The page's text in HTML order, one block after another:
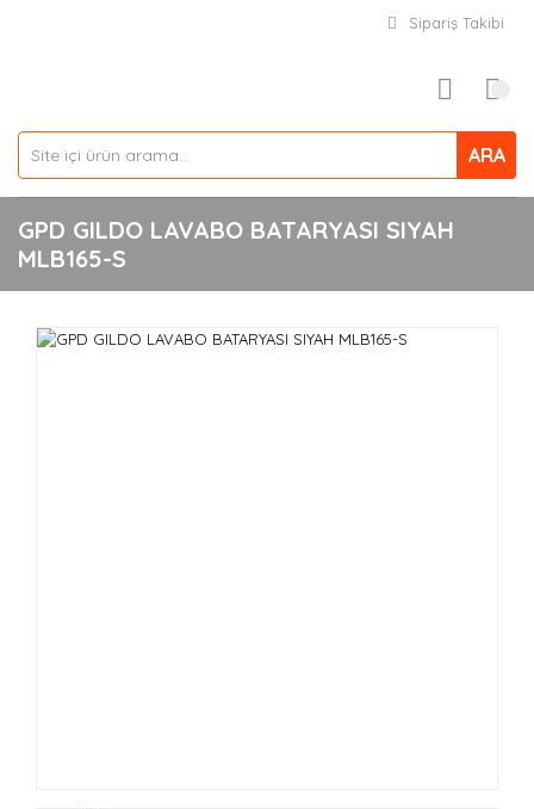
Sipariş Takibi
ARA
GPD GILDO LAVABO BATARYASI SIYAH
MLB165-S